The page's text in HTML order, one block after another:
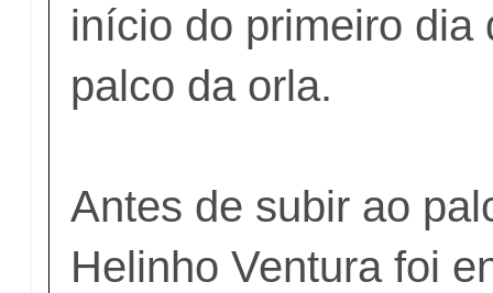
início do primeiro dia
palco da orla.
Antes de subir ao
Helinho Ventura foi